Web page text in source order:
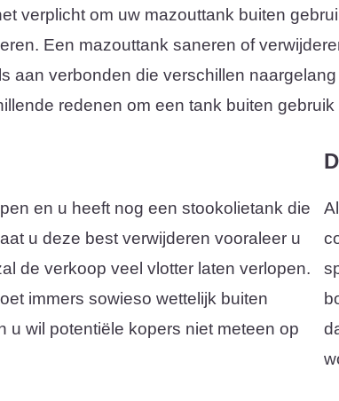
verplicht om uw mazouttank buiten
Een mazouttank saneren of
aan verbonden die verschillen
redenen om een tank buiten gebruik
en u heeft nog een stookolietank die
u deze best verwijderen vooraleer u
de verkoop veel vlotter laten verlopen.
immers sowieso wettelijk buiten
u wil potentiële kopers niet meteen op